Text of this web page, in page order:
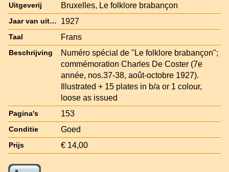
Uitgeverij Bruxelles, Le folklore brabançon
Jaar van uitgave 1927
Taal Frans
Beschrijving
Numéro spécial de "Le folklore brabançon";
commémoration Charles De Coster (7e
année, nos.37-38, août-octobre 1927).
Illustrated + 15 plates in b/a or 1 colour,
loose as issued
Pagina's 153
Conditie Goed
Prijs € 14,00